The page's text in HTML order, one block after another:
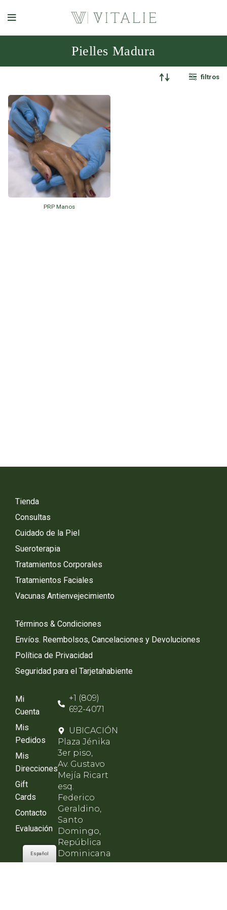
Pielles Madura
filtros
PRP Manos
Tienda
Consultas
Cuidado de la Piel
Sueroterapia
Tratamientos Corporales
Tratamientos Faciales
Vacunas Antienvejecimiento
Términos & Condiciones
Envíos. Reembolsos, Cancelaciones y Devoluciones
Política de Privacidad
Seguridad para el Tarjetahabiente
Mi
Cuenta
Mis
Pedidos
Mis
Direcciones
Gift
Cards
Contacto
Evaluación
+1 (809)
692-4071
UBICACIÓN
Plaza Jénika
3er piso,
Av. Gustavo
Mejía Ricart
esq.
Federico
Geraldino,
Santo
Domingo,
República
Dominicana
Español